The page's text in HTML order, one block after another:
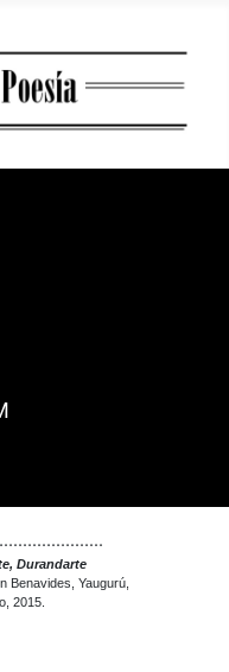
Durandarte
Benavides, Yaugurú,
2015.